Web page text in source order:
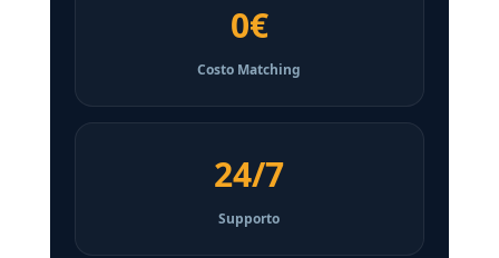
0€
Costo Matching
24/7
Supporto